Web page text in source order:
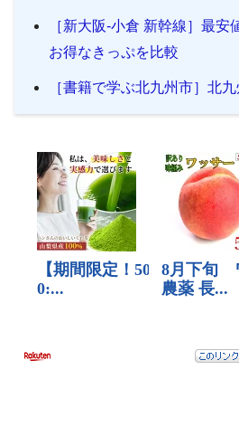
［新大阪-小倉 新幹線］最安
お得なきっぷを比較
［書籍で学ぶ北九州市］北